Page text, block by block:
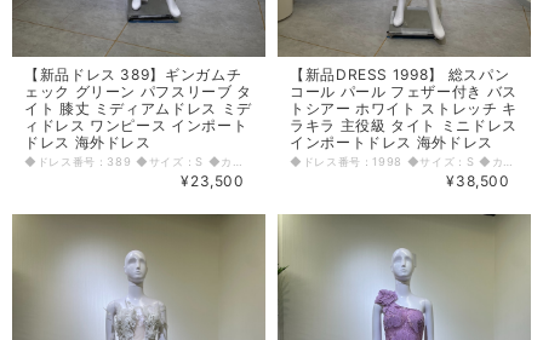
【新品ドレス 389】ギンガムチ
ェック グリーン パフスリーブ タ
イト 膝丈 ミディアムドレス ミデ
ィドレス ワンピース インポート
ドレス 海外ドレス
◆ドレス番号：389 ◆サイズ：S ◆カラー：グリーン ※平置きサイズ寸法 着丈：95cm バスト：38cm ウエスト：33cm ヒップ： 41cm 〈生地感〉 ＝＝＝＝＝＝＝＝＝＝＝＝＝＝＝＝ 伸縮性：あり 厚み：普通 ＝＝＝＝＝＝＝＝＝＝＝＝＝＝＝＝ その他 胸パット有 背中ファスナー 後中心スリット31cm 袖にレース裏地あり ＝＝＝＝＝＝＝＝＝＝＝＝＝＝＝＝ ◆マネキンサイズ 本体（H） 178cm バスト 78cm ウエスト 59cm ヒップ 87cm
¥23,500
【新品DRESS 1998】 総スパン
コール パール フェザー付き バス
トシアー ホワイト ストレッチ キ
ラキラ 主役級 タイト ミニドレス
インポートドレス 海外ドレス
◆ドレス番号：1998 ◆サイズ：S ◆カラー：ホワイト ※平置きサイズ寸法 着丈：72cm バスト：41cm ウエスト：32cm ヒップ： 39cm 〈生地感〉 ＝＝＝＝＝＝＝＝＝＝＝＝＝＝＝＝ 伸縮性： あり 厚み： 厚手 裏地： 有り 透け感： あり ＝＝＝＝＝＝＝＝＝＝＝＝＝＝＝＝ その他 背中ファスナー 肩紐調節可能 胸パット入り ◆マネキンサイズ 本体（H） 178cm バスト 78cm ウエスト 59cm ヒップ 87cm
¥38,500